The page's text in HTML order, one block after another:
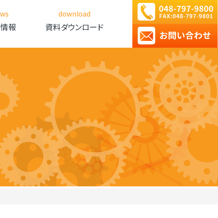
報
download
資料ダウンロード